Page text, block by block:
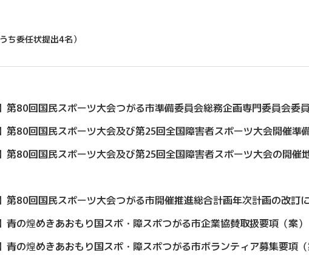
委任状提出4名）
第80回国民スポーツ大会つがる市準備委員会総務企画専門委員会委
第80回国民スポーツ大会及び第25回全国障害者スポーツ大会開催準
第80回国民スポーツ大会及び第25回全国障害者スポーツ大会の開催
第80回国民スポーツ大会つがる市開催推進総合計画年次計画の改訂
青の煌めきあおもり国スポ・障スポつがる市企業協賛取扱要項（案）
青の煌めきあおもり国スポ・障スポつがる市ボランティア募集要項（